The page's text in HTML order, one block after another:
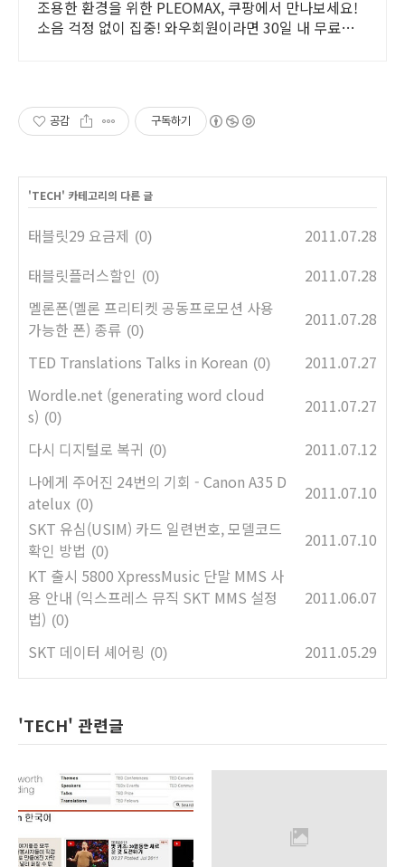
조용한 환경을 위한 PLEOMAX, 쿠팡에서 만나보세요!
소음 걱정 없이 집중! 와우회원이라면 30일 내 무료반품
공감 구독하기
'TECH' 카테고리의 다른 글
태블릿29 요금제 (0)
2011.07.28
태블릿플러스할인 (0)
2011.07.28
멜론폰(멜론 프리티켓 공동프로모션 사용
가능한 폰) 종류 (0)
2011.07.28
TED Translations Talks in Korean (0)
2011.07.27
Wordle.net (generating word cloud
s) (0)
2011.07.27
다시 디지털로 복귀 (0)
2011.07.12
나에게 주어진 24번의 기회 - Canon A35 D
atelux (0)
2011.07.10
SKT 유심(USIM) 카드 일련번호, 모델코드
확인 방법 (0)
2011.07.10
KT 출시 5800 XpressMusic 단말 MMS 사
용 안내 (익스프레스 뮤직 SKT MMS 설정
법) (0)
2011.06.07
SKT 데이터 셰어링 (0) 2011.05.29
'TECH' 관련글